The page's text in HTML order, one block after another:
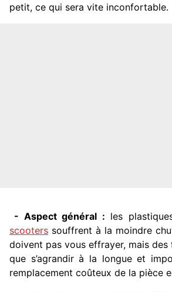
petit, ce qui sera vite inconfortable.
- Aspect général : les
scooters souffrent à la moindre
doivent pas vous effrayer, mais
que s’agrandir à la longue et
remplacement coûteux de la pièce